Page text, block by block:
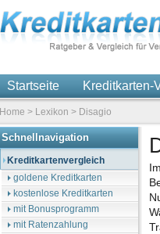
Startseite Kreditkarten-
Home > Lexikon > Disagio
Schnellnavigation
Kreditkartenvergleich
goldene Kreditkarten
kostenlose Kreditkarten
mit Bonusprogramm
mit Ratenzahlung